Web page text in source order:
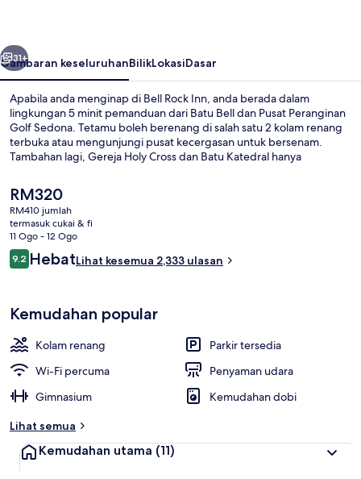
Seterusnya
31+
Gambaran keseluruhanBilikLokasiDasar
Apabila anda menginap di Bell Rock Inn, anda berada dalam
lingkungan 5 minit pemanduan dari Batu Bell dan Pusat Peranginan
Golf Sedona. Tetamu boleh berenang di salah satu 2 kolam renang
terbuka atau mengunjungi pusat kecergasan untuk bersenam.
Tambahan lagi, Gereja Holy Cross dan Batu Katedral hanya
kenderaan. Pengembara lain menyukai kolam renang dan katil yang
selesa.
Harga
semasa
ialah
RM320
RM320
RM410 jumlah
termasuk cukai & fi
11 Ogo - 12 Ogo
Ulasan
9.29.2 daripada 10
HebatLihat kesemua 2,333 ulasan
Kemudahan popular
Kolam renang
Parkir tersedia
Wi-Fi percuma
Penyaman udara
Gimnasium
Kemudahan dobi
Lihat semua
Kemudahan utama (11)